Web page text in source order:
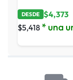
DESDE $4,373
$5,418 * una